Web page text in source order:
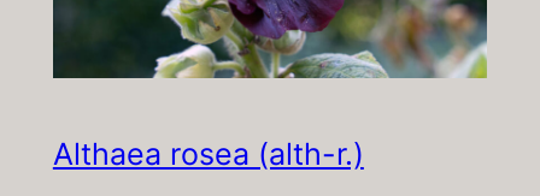
Althaea rosea (alth-r.)